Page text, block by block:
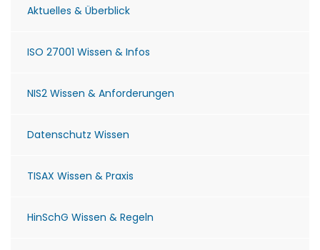
Aktuelles & Überblick
ISO 27001 Wissen & Infos
NIS2 Wissen & Anforderungen
Datenschutz Wissen
TISAX Wissen & Praxis
HinSchG Wissen & Regeln